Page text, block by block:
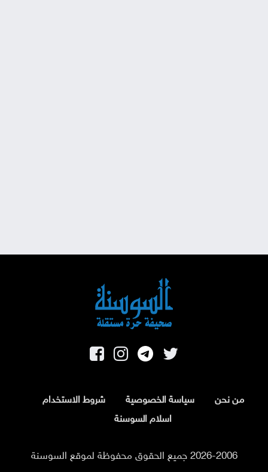
من نحن سياسة الخصوصية
شروط الاستخدام
اسلام السوسنة
2026-2006 جميع الحقوق محفوظة لموقع السوسنة